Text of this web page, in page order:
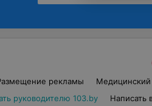
рекламы Медицинский
руководителю 103.by
Написать